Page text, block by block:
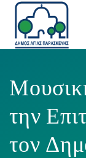
την
τον